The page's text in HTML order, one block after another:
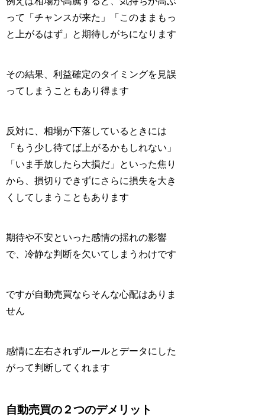
って「チャンスが来た」「このままもっ
と上がるはず」と期待しがちになります
その結果、利益確定のタイミングを見誤
ってしまうこともあり得ます
反対に、相場が下落しているときには
「もう少し待てば上がるかもしれない」
「いま手放したら大損だ」といった焦り
から、損切りできずにさらに損失を大き
くしてしまうこともあります
期待や不安といった感情の揺れの影響
で、冷静な判断を欠いてしまうわけです
ですが自動売買ならそんな心配はありま
せん
感情に左右されずルールとデータにした
がって判断してくれます
自動売買の２つのデメリット